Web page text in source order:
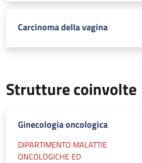
Carcinoma della vagina
Strutture coinvolte
Ginecologia oncologica
DIPARTIMENTO MALATTIE
ONCOLOGICHE ED